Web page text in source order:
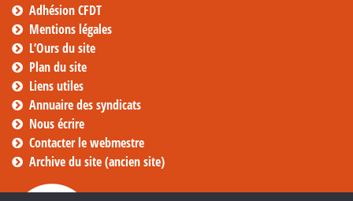
Adhésion CFDT
Mentions légales
L’Ours du site
Plan du site
Liens utiles
Annuaire des syndicats
Nous écrire
Contacter le webmestre
Archive du site (ancien site)